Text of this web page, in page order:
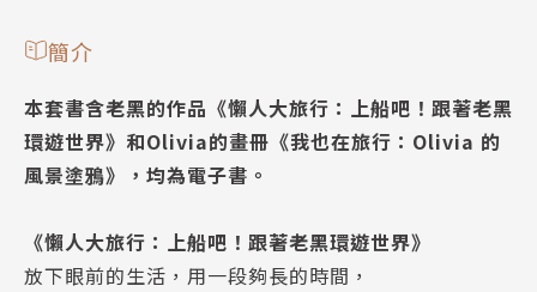
簡介
本套書含老黑的作品《懶人大旅行：上船吧！跟著老黑
環遊世界》和Olivia的畫冊《我也在旅行：Olivia 的
風景塗鴉》，均為電子書。
《懶人大旅行：上船吧！跟著老黑環遊世界》
放下眼前的生活，用一段夠長的時間，